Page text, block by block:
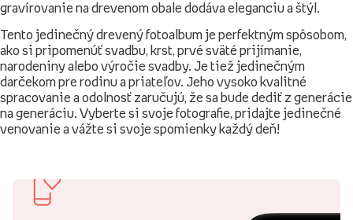
gravírovanie na drevenom obale dodáva eleganciu a štýl.
Tento jedinečný drevený fotoalbum je perfektným spôsobom,
ako si pripomenúť svadbu, krst, prvé sväté prijímanie,
narodeniny alebo výročie svadby. Je tiež jedinečným
darčekom pre rodinu a priateľov. Jeho vysoko kvalitné
spracovanie a odolnosť zaručujú, že sa bude dediť z generácie
na generáciu. Vyberte si svoje fotografie, pridajte jedinečné
venovanie a vážte si svoje spomienky každý deň!